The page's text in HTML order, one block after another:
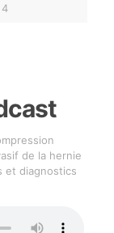
de la hernie
et diagnostics